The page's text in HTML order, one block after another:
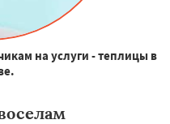
на услуги - теплицы в